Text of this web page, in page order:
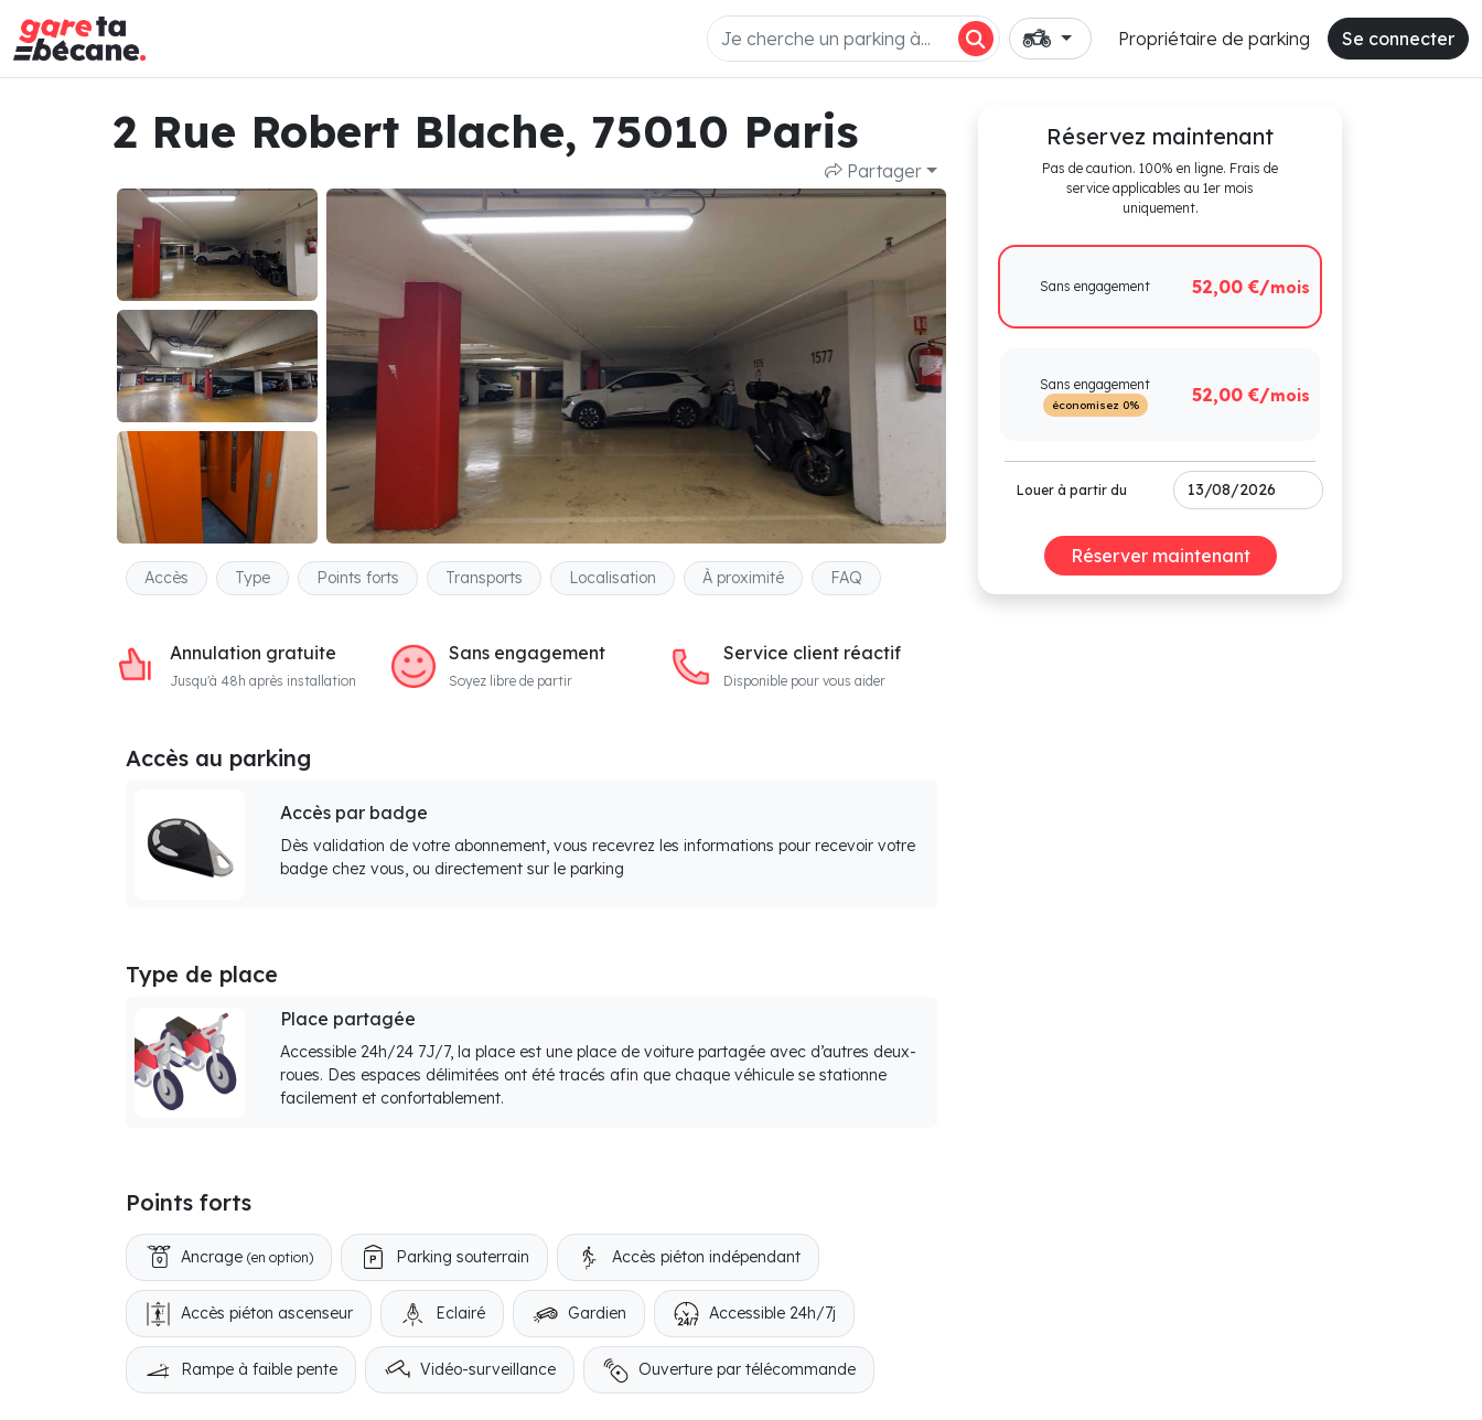
Propriétaire de parking Se connecter
2 Rue Robert Blache, 75010 Paris
Partager
Accès Type Points forts Transports Localisation À proximité FAQ
Annulation gratuite
Jusqu'à 48h après installation
Sans engagement
Soyez libre de partir
Service client réactif
Disponible pour vous aider
Accès au parking
Accès par badge
Dès validation de votre abonnement, vous recevrez les informations pour recevoir votre
badge chez vous, ou directement sur le parking
Type de place
Place partagée
Accessible 24h/24 7J/7, la place est une place de voiture partagée avec d’autres deux-
roues. Des espaces délimitées ont été tracés afin que chaque véhicule se stationne
facilement et confortablement.
Points forts
Ancrage (en option) Parking souterrain Accès piéton indépendant
Accès piéton ascenseur Eclairé Gardien Accessible 24h/7j
Rampe à faible pente Vidéo-surveillance Ouverture par télécommande
Réservez maintenant
Pas de caution. 100% en ligne. Frais de
service applicables au 1er mois
uniquement.
Sans engagement 52,00 €/mois
Sans engagement
économisez 0% 52,00 €/mois
Louer à partir du
Réserver maintenant